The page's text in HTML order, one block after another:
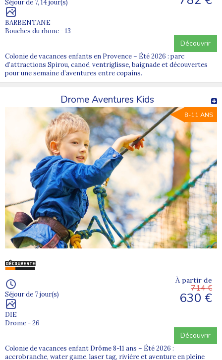
Séjour de 7, 14 jour(s)
BARBENTANE
Bouches du rhone - 13
Découvrir
Colonie de vacances enfants en Provence – Été 2026 : parc
d’attractions Spirou, canoë, ventriglisse, baignade et découvertes
pour une semaine d’aventures entre copains.
Drome Aventures Kids
8-11 ANS
Séjour de 7 jour(s)
DIE
Drome - 26
À partir de
714 €
630 €
Découvrir
Colonie de vacances enfant Drôme 8-11 ans – Été 2026 :
accrobranche, water game, laser tag, rivière et aventure en pleine